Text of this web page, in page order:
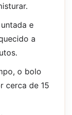
e
a
o bolo
cerca de 15